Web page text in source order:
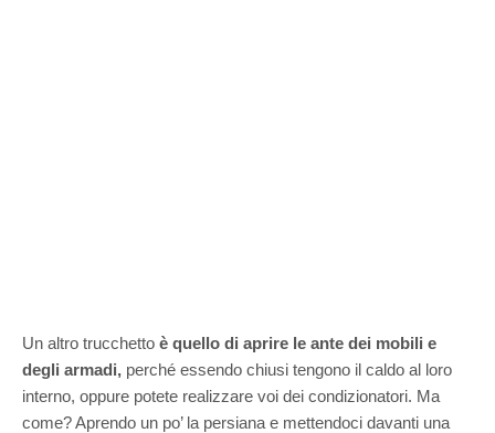
Un altro trucchetto è quello di aprire le ante dei mobili e
degli armadi, perché essendo chiusi tengono il caldo al loro
interno, oppure potete realizzare voi dei condizionatori. Ma
come? Aprendo un po’ la persiana e mettendoci davanti una